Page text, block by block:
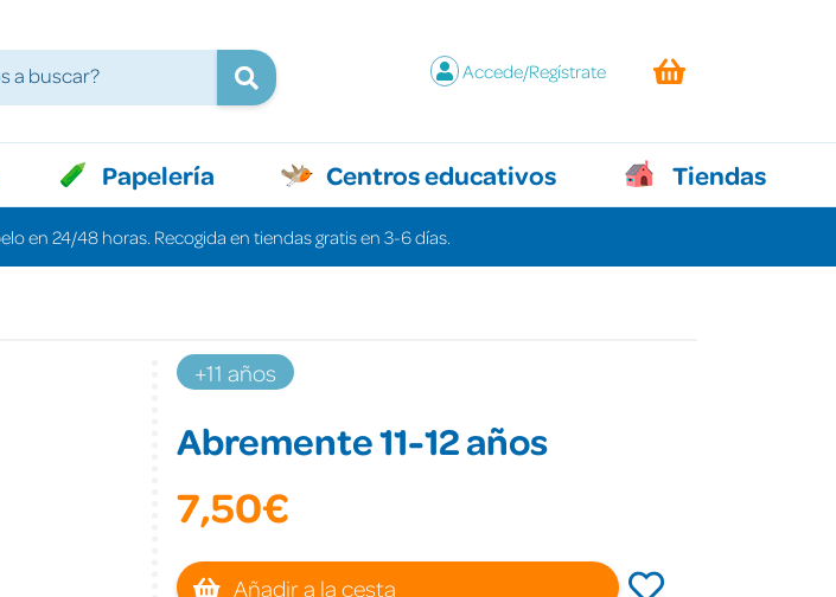
Accede/Regístrate
Papelería Centros educativos Tiendas
en 24/48 horas. Recogida en tiendas gratis en 3-6 días.
+11 años
Abremente 11-12 años
7,50€
Añadir a la cesta